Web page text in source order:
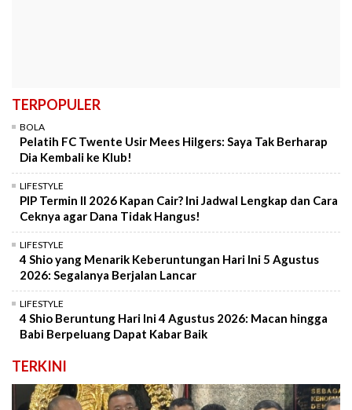
TERPOPULER
BOLA
Pelatih FC Twente Usir Mees Hilgers: Saya Tak Berharap
Dia Kembali ke Klub!
LIFESTYLE
PIP Termin II 2026 Kapan Cair? Ini Jadwal Lengkap dan Cara
Ceknya agar Dana Tidak Hangus!
LIFESTYLE
4 Shio yang Menarik Keberuntungan Hari Ini 5 Agustus
2026: Segalanya Berjalan Lancar
LIFESTYLE
4 Shio Beruntung Hari Ini 4 Agustus 2026: Macan hingga
Babi Berpeluang Dapat Kabar Baik
TERKINI